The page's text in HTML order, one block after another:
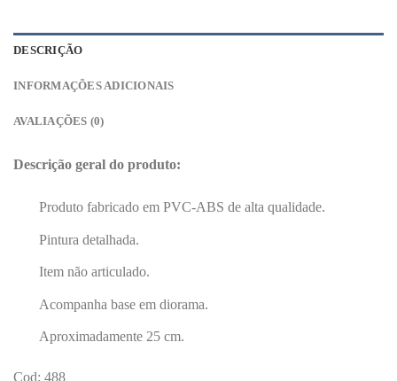
DESCRIÇÃO
INFORMAÇÕES ADICIONAIS
AVALIAÇÕES (0)
Descrição geral do produto:
Produto fabricado em PVC-ABS de alta qualidade.
Pintura detalhada.
Item não articulado.
Acompanha base em diorama.
Aproximadamente 25 cm.
Cod: 488